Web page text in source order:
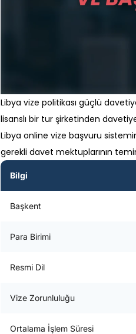
Libya vize politikası güçlü
lisanslı bir tur şirketinden
Libya online vize başvuru
gerekli davet mektuplarının
Bilgi
Başkent
Para Birimi
Resmi Dil
Vize Zorunluluğu
Ortalama İşlem Süresi